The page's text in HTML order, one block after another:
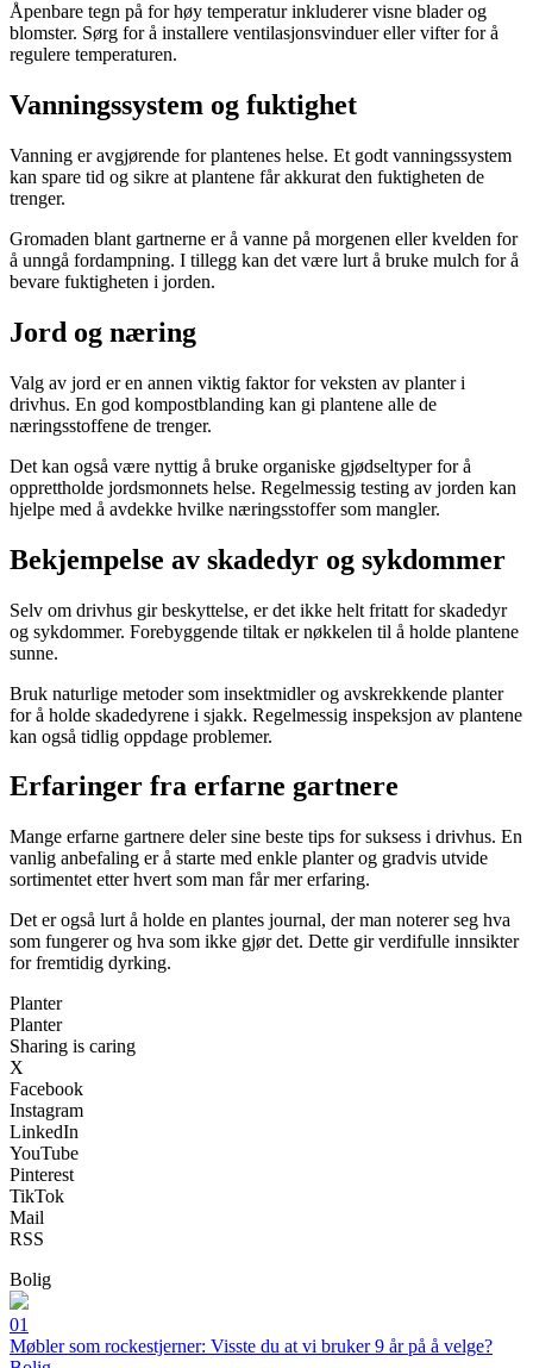
Åpenbare tegn på for høy temperatur inkluderer visne blader og
blomster. Sørg for å installere ventilasjonsvinduer eller vifter for å
regulere temperaturen.
Vanningssystem og fuktighet
Vanning er avgjørende for plantenes helse. Et godt vanningssystem
kan spare tid og sikre at plantene får akkurat den fuktigheten de
trenger.
Gromaden blant gartnerne er å vanne på morgenen eller kvelden for
å unngå fordampning. I tillegg kan det være lurt å bruke mulch for å
bevare fuktigheten i jorden.
Jord og næring
Valg av jord er en annen viktig faktor for veksten av planter i
drivhus. En god kompostblanding kan gi plantene alle de
næringsstoffene de trenger.
Det kan også være nyttig å bruke organiske gjødseltyper for å
opprettholde jordsmonnets helse. Regelmessig testing av jorden kan
hjelpe med å avdekke hvilke næringsstoffer som mangler.
Bekjempelse av skadedyr og sykdommer
Selv om drivhus gir beskyttelse, er det ikke helt fritatt for skadedyr
og sykdommer. Forebyggende tiltak er nøkkelen til å holde plantene
sunne.
Bruk naturlige metoder som insektmidler og avskrekkende planter
for å holde skadedyrene i sjakk. Regelmessig inspeksjon av plantene
kan også tidlig oppdage problemer.
Erfaringer fra erfarne gartnere
Mange erfarne gartnere deler sine beste tips for suksess i drivhus. En
vanlig anbefaling er å starte med enkle planter og gradvis utvide
sortimentet etter hvert som man får mer erfaring.
Det er også lurt å holde en plantes journal, der man noterer seg hva
som fungerer og hva som ikke gjør det. Dette gir verdifulle innsikter
for fremtidig dyrking.
Planter
Planter
Sharing is caring
X
Facebook
Instagram
LinkedIn
YouTube
Pinterest
TikTok
Mail
RSS
Bolig
01
Møbler som rockestjerner: Visste du at vi bruker 9 år på å velge?